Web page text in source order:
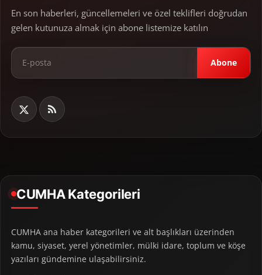
En son haberleri, güncellemeleri ve özel teklifleri doğrudan
gelen kutunuza almak için abone listemize katılın
Abone
CUMHA Kategorileri
CUMHA ana haber kategorileri ve alt başlıkları üzerinden
kamu, siyaset, yerel yönetimler, mülki idare, toplum ve köşe
yazıları gündemine ulaşabilirsiniz.